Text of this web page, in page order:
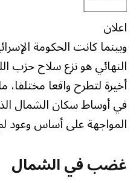
اعلان
وبينما كانت الحكومة
النهائي هو نزع سلاح حزب
أخيرة لتطرح واقعا
في أوساط سكان الشمال
المواجهة على أساس وعود
غضب في الشمال